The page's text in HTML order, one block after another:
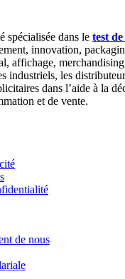
spécialisée dans le test
innovation,
affichage,
industriels, les
dans l’aide à la
et de vente.
de nous